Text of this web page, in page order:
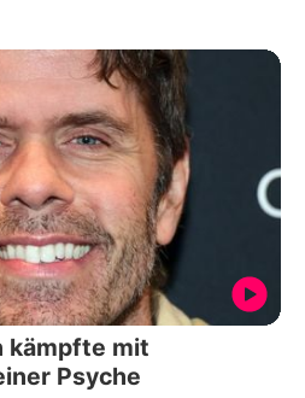
kämpfte mit
Psyche